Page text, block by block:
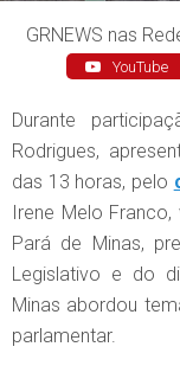
GRNEWS nas
YouTube
Durante
Rodrigues,
das 13 horas, pelo
Irene Melo
Pará de Minas,
Legislativo e do
Minas abordou
parlamentar.